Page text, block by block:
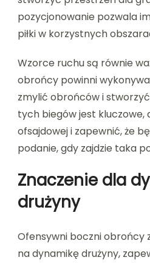
pozycjonowanie pozwala
piłki w korzystnych
Wzorce ruchu są równie
obrońcy powinni
zmylić obrońców i
tych biegów jest kluczowe,
ofsajdowej i zapewnić, że
podanie, gdy zajdzie taka
Znaczenie dla
drużyny
Ofensywni boczni obrońcy
na dynamikę drużyny,